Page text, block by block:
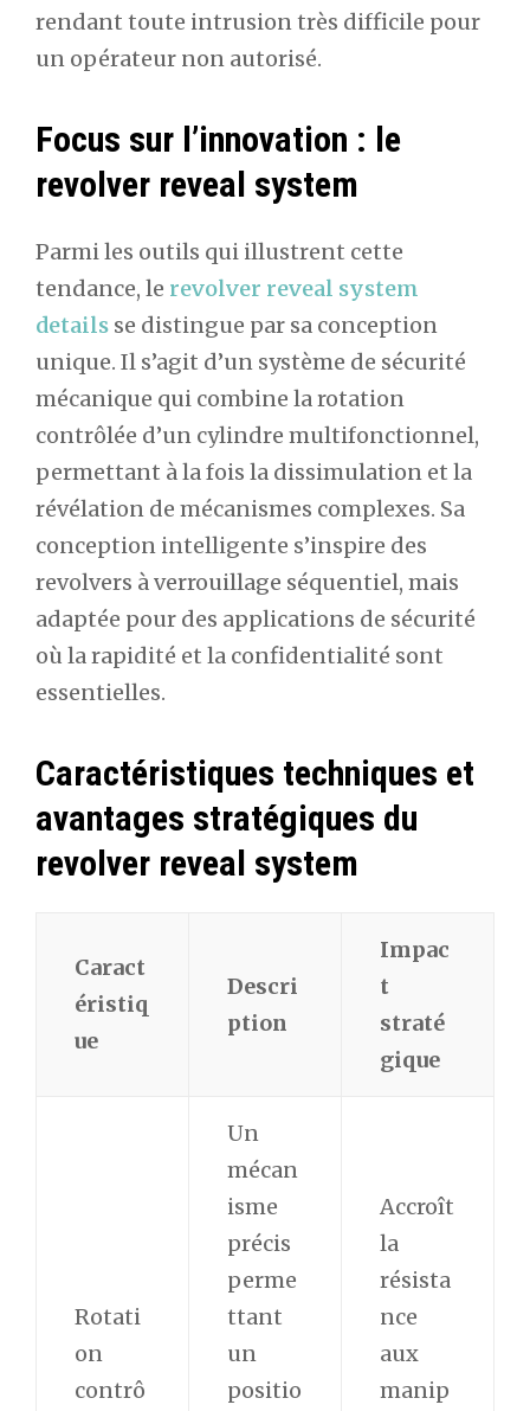
rendant toute intrusion très difficile pour
un opérateur non autorisé.
Focus sur l’innovation : le
revolver reveal system
Parmi les outils qui illustrent cette
tendance, le revolver reveal system
details se distingue par sa conception
unique. Il s’agit d’un système de sécurité
mécanique qui combine la rotation
contrôlée d’un cylindre multifonctionnel,
permettant à la fois la dissimulation et la
révélation de mécanismes complexes. Sa
conception intelligente s’inspire des
revolvers à verrouillage séquentiel, mais
adaptée pour des applications de sécurité
où la rapidité et la confidentialité sont
essentielles.
Caractéristiques techniques et
avantages stratégiques du
revolver reveal system
Caract
éristiq
ue
Descri
ption
Impac
t
straté
gique
Rotati
on
contrô
Un
mécan
isme
précis
perme
ttant
un
positio
Accroît
la
résista
nce
aux
manip